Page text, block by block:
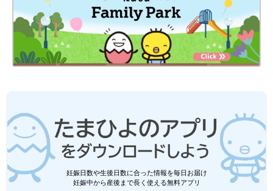
勤め先の健康保険に加入している人は、職場の健康保険の窓口
で、国民健康保険の人は、出生届と同日に役所で手続きする。
赤ちゃんの健康保険証を持って役所で助成の手続きをする（出生
助成を受けられる金額は？
健康保険に加入している小学校就学前までの子どもに対する医療
費の自己負担は、全国一律で2割ですが、現在はすべての自治体
で就学前までの子どもに対する医療費助成を実施しており、中学
を卒業するまでを助成の対象とする自治体も増えています。自治
妊娠日数や生後日数に合った情報を毎日お届け
妊娠中から産後まで長く使える無料アプリ